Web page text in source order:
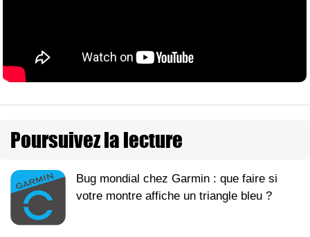
Poursuivez la lecture
Bug mondial chez Garmin : que faire si
votre montre affiche un triangle bleu ?